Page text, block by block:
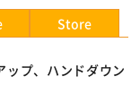
Store
ップ、ハンドダウン